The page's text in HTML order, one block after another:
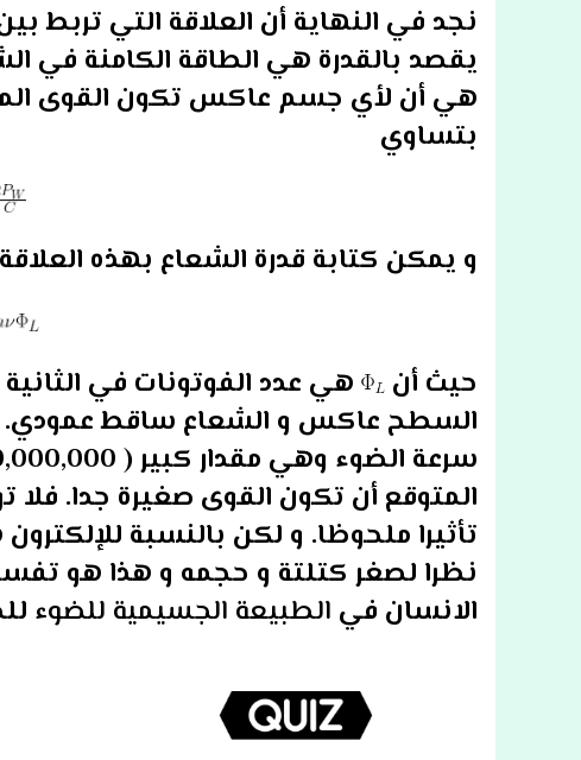
نجد في النهاية أن العلاقة التي تربط
يقصد بالقدرة هي الطاقة الكامنة في
هي أن لأي جسم عاكس تكون القوى
بتساوي
و يمكن كتابة قدرة الشعاع بهذه العلاقة
حيث أن
هي عدد الفوتونات في الثانية
السطح عاكس و الشعاع ساقط عمودي.
المتوقع أن تكون القوى صغيرة جدا. فلا
تأثيرا ملحوظا. و لكن بالنسبة
نظرا لصغر كتلتة و حجمه و هذا هو
الانسان في الطبيعة الجسيمية للضوء